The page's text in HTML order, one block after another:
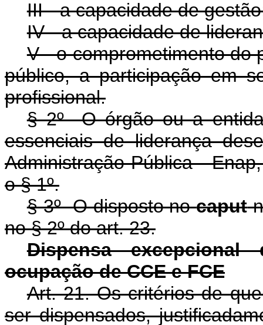
III - a capacidade de
IV - a capacidade de
V - o comprometimento do
público, a participação em
profissional.
§ 2º O órgão ou a
essenciais de liderança
Administração Pública -
o § 1º.
§ 3º O disposto nocaput
no § 2º do art. 23.
Dispensa
ocupação de CCE e FCE
Art. 21. Os critérios de
ser dispensados,